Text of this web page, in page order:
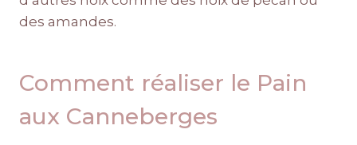
des amandes.
Comment réaliser le Pain
aux Canneberges